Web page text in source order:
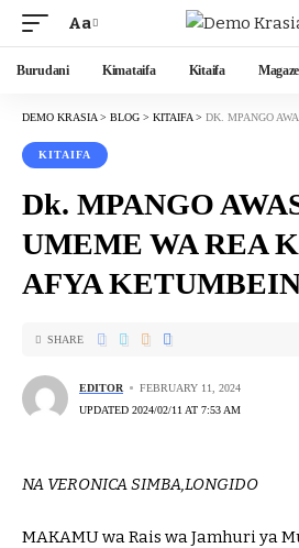
Aa
Burudani Kimataifa Kitaifa
DEMO KRASIA > BLOG > KITAIFA > DK. MPANGO AWASHA
KITAIFA
Dk. MPANGO
UMEME WA REA
AFYA
EDITOR
FEBRUARY 11, 2024
UPDATED 2024/02/11 AT 7:53 AM
SHARE
NA VERONICA SIMBA,LONGIDO
MAKAMU wa Rais wa Jamhuri ya